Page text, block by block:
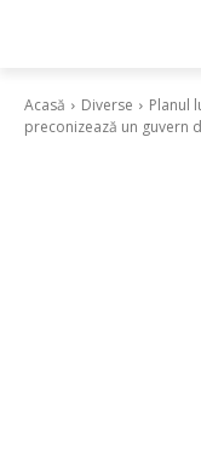
Acasă Diverse
Planul
preconizează un guvern